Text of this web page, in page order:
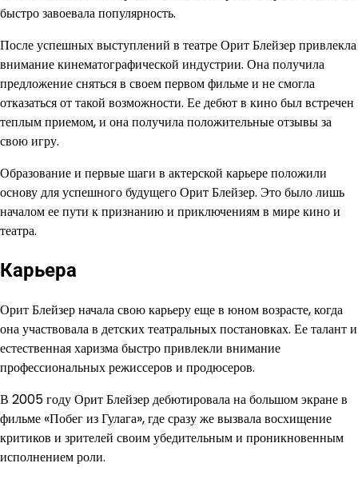
быстро завоевала популярность.
После успешных выступлений в театре Орит Блейзер привлекла
внимание кинематографической индустрии. Она получила
предложение сняться в своем первом фильме и не смогла
отказаться от такой возможности. Ее дебют в кино был встречен
теплым приемом, и она получила положительные отзывы за
свою игру.
Образование и первые шаги в актерской карьере положили
основу для успешного будущего Орит Блейзер. Это было лишь
началом ее пути к признанию и приключениям в мире кино и
театра.
Карьера
Орит Блейзер начала свою карьеру еще в юном возрасте, когда
она участвовала в детских театральных постановках. Ее талант и
естественная харизма быстро привлекли внимание
профессиональных режиссеров и продюсеров.
В 2005 году Орит Блейзер дебютировала на большом экране в
фильме «Побег из Гулага», где сразу же вызвала восхищение
критиков и зрителей своим убедительным и проникновенным
исполнением роли.